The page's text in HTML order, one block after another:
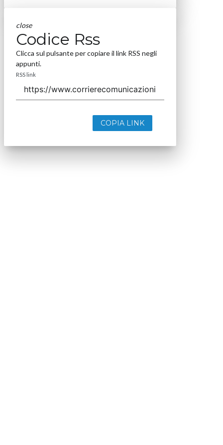
close
Codice Rss
Clicca sul pulsante per copiare il link RSS negli
appunti.
RSS link
COPIA LINK